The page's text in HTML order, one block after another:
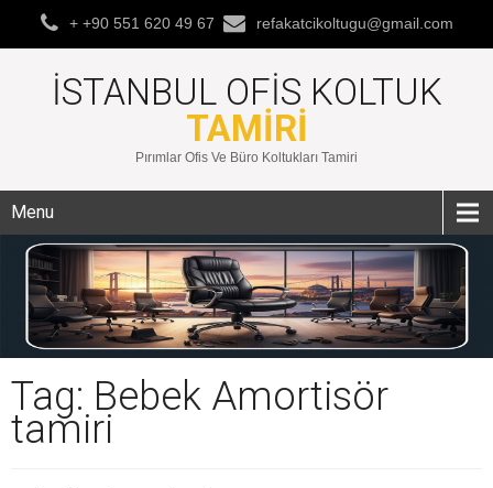
+ +90 551 620 49 67 refakatcikoltugu@gmail.com
İSTANBUL OFIS KOLTUK
TAMIRI
Pırımlar Ofis Ve Büro Koltukları Tamiri
Menu
Tag: Bebek Amortisör
tamiri